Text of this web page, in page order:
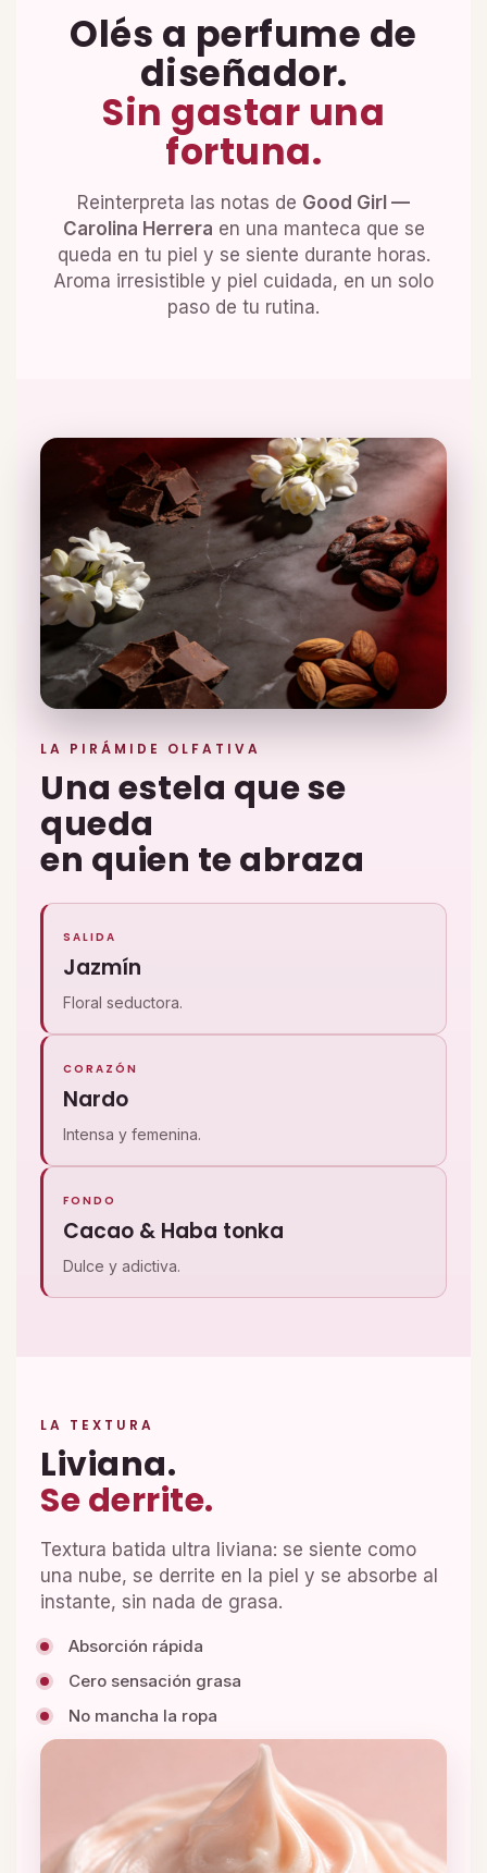
Olés a perfume de
diseñador.
Sin gastar una
fortuna.
Reinterpreta las notas de Good Girl —
Carolina Herrera en una manteca que se
queda en tu piel y se siente durante horas.
Aroma irresistible y piel cuidada, en un solo
paso de tu rutina.
LA PIRÁMIDE OLFATIVA
Una estela que se
queda
en quien te abraza
SALIDA
Jazmín
Floral seductora.
CORAZÓN
Nardo
Intensa y femenina.
FONDO
Cacao & Haba tonka
Dulce y adictiva.
LA TEXTURA
Liviana.
Se derrite.
Textura batida ultra liviana: se siente como
una nube, se derrite en la piel y se absorbe al
instante, sin nada de grasa.
Absorción rápida
Cero sensación grasa
No mancha la ropa